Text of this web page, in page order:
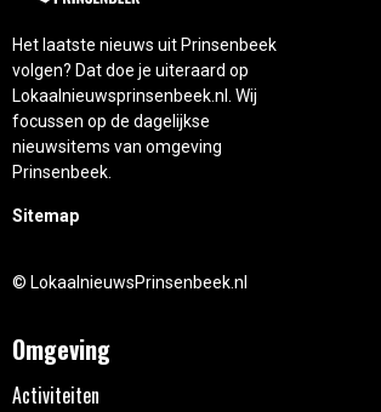
Het laatste nieuws uit Prinsenbeek
volgen? Dat doe je uiteraard op
Lokaalnieuwsprinsenbeek.nl. Wij
focussen op de dagelijkse
nieuwsitems van omgeving
Prinsenbeek.
Sitemap
© LokaalnieuwsPrinsenbeek.nl
Omgeving
Activiteiten